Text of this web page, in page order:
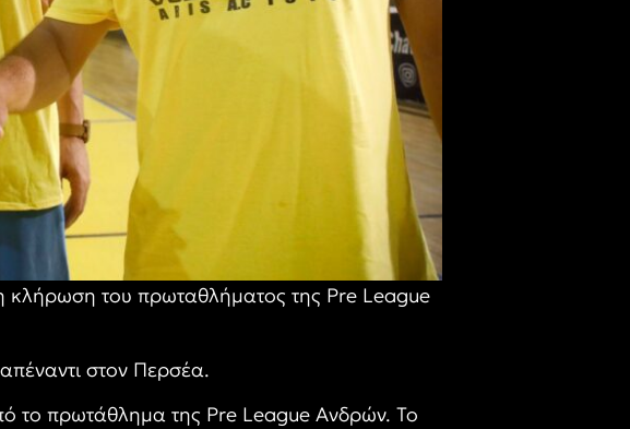
κλήρωση του πρωταθλήματος της Pre League
στον Περσέα.
το πρωτάθλημα της Pre League Ανδρών. Το